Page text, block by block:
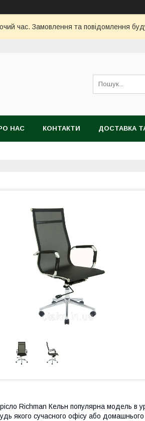
час. Замовлення та повідомлення
НАС КОНТАКТИ ДОСТАВКА
Richman Кельн популярна модель в
якого сучасного офісу або